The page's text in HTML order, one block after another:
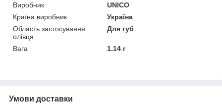
Виробник
UNICO
Країна виробник
Україна
Область застосування
олівця
Для губ
Вага 1.14 г
Умови доставки